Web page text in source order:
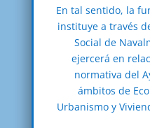
En tal sentido, la
instituye a través
Social de
ejercerá en
normativa del
ámbitos de
Urbanismo y